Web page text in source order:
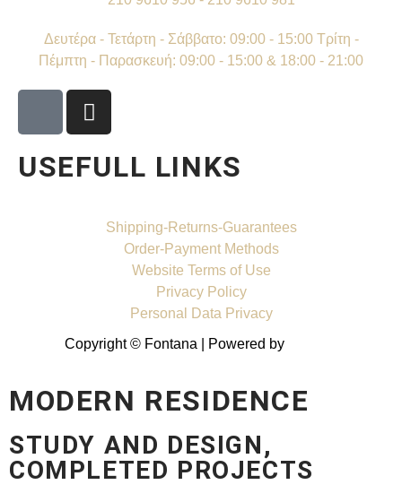
Δευτέρα - Τετάρτη - Σάββατο: 09:00 - 15:00 Τρίτη -
Πέμπτη - Παρασκευή: 09:00 - 15:00 & 18:00 - 21:00
USEFULL LINKS
Shipping-Returns-Guarantees
Order-Payment Methods
Website Terms of Use
Privacy Policy
Personal Data Privacy
Copyright © Fontana | Powered by
MODERN RESIDENCE
STUDY AND DESIGN,
COMPLETED PROJECTS